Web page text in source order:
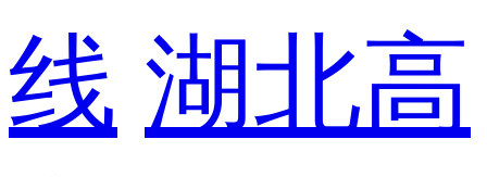
线 湖北高